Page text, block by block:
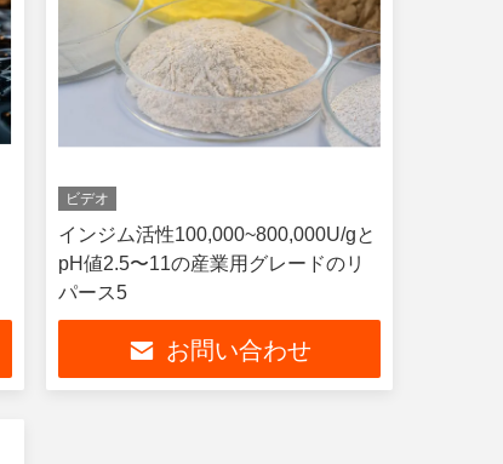
ビデオ
インジム活性100,000~800,000U/gと
pH値2.5〜11の産業用グレードのリ
パース5
お問い合わせ